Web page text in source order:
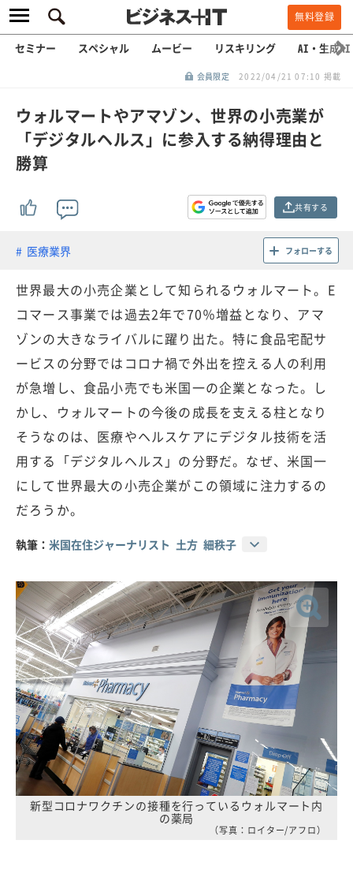
無料登録
セミナー スペシャル ムービー リスキリング AI・生成AI
会員限定 2022/04/21 07:10 掲載
ウォルマートやアマゾン、世界の小売業が
「デジタルヘルス」に参入する納得理由と
勝算
共有する
医療業界 フォローする
世界最大の小売企業として知られるウォルマート。E
コマース事業では過去2年で70％増益となり、アマ
ゾンの大きなライバルに躍り出た。特に食品宅配サ
ービスの分野ではコロナ禍で外出を控える人の利用
が急増し、食品小売でも米国一の企業となった。し
かし、ウォルマートの今後の成長を支える柱となり
そうなのは、医療やヘルスケアにデジタル技術を活
用する「デジタルヘルス」の分野だ。なぜ、米国一
にして世界最大の小売企業がこの領域に注力するの
だろうか。
執筆： 米国在住ジャーナリスト 土方 細秩子
新型コロナワクチンの接種を行っているウォルマート内
の薬局
（写真：ロイター/アフロ）